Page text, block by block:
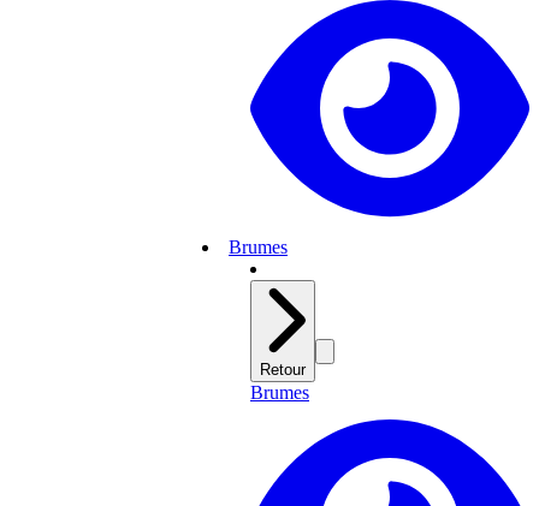
Brumes
Retour
Brumes